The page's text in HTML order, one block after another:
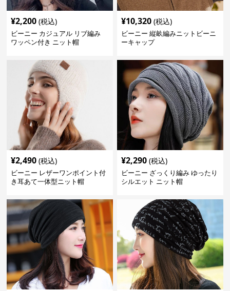
¥2,200 (税込)
ビーニー カジュアル リブ編み
ワッペン付き ニット帽
¥10,320 (税込)
ビーニー 縦畝編みニットビーニ
ーキャップ
¥2,490 (税込)
ビーニー レザーワンポイント付
き耳あて一体型ニット帽
¥2,290 (税込)
ビーニー ざっくり編み ゆったり
シルエット ニット帽